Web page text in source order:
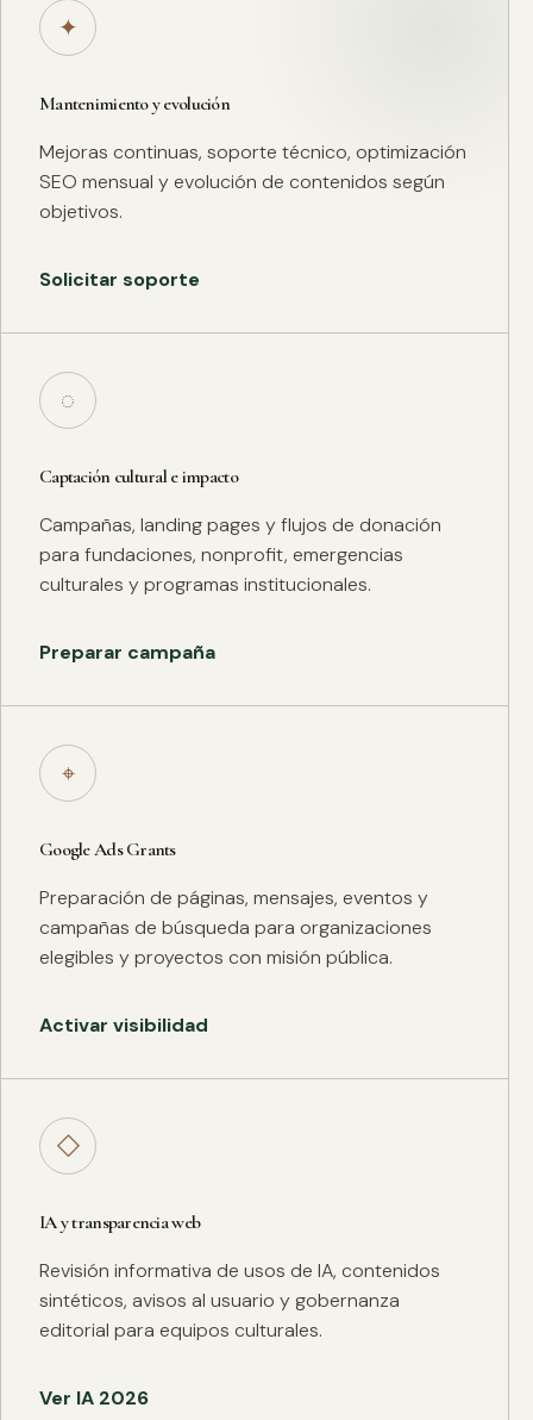
✦
Mantenimiento y evolución
Mejoras continuas, soporte técnico, optimización
SEO mensual y evolución de contenidos según
objetivos.
Solicitar soporte
◌
Captación cultural e impacto
Campañas, landing pages y flujos de donación
para fundaciones, nonprofit, emergencias
culturales y programas institucionales.
Preparar campaña
⌖
Google Ads Grants
Preparación de páginas, mensajes, eventos y
campañas de búsqueda para organizaciones
elegibles y proyectos con misión pública.
Activar visibilidad
◇
IA y transparencia web
Revisión informativa de usos de IA, contenidos
sintéticos, avisos al usuario y gobernanza
editorial para equipos culturales.
Ver IA 2026